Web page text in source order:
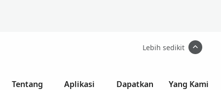
Lebih sedikit
Tentang
Aplikasi
Dapatkan
Yang Kami